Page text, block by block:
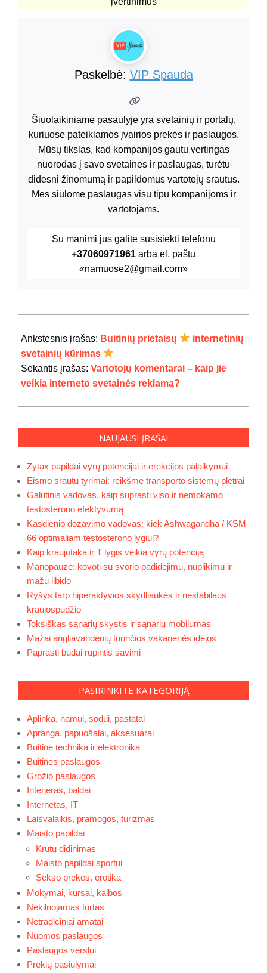
Paskelbė: VIP Spauda
Šiuolaikiniame pasaulyje yra svetainių ir portalų,
kuriuose pateikiamos įvairios prekės ir paslaugos.
Mūsų tikslas, kad kompanijos gautu vertingas
nuorodas į savo svetaines ir paslaugas, turėtu
didesni žinomumą ir papildomus vartotojų srautus.
Mes siūlome paslaugas visu tipu kompanijoms ir
vartotojams.
Su manimi jus galite susisiekti telefonu
+37060971961 arba el. paštu
«namuose2@gmail.com»
09-
09
Ankstesnis įrašas: Buitinių prietaisų
internetinių
svetainių kūrimas
Sekantis įrašas: Vartotojų komentarai – kaip jie
veikia interneto svetainės reklamą?
NAUJAUSI ĮRAŠAI
Zytax papildai vyrų potencijai ir erekcijos palaikymui
Eismo srautų tyrimai: reikšmė transporto sistemų plėtrai
Galutinis vadovas, kaip suprasti viso ir nemokamo
testosterono efektyvumą
Kasdienio dozavimo vadovas: kiek Ashwagandha / KSM-
66 optimaliam testosterono lygiui?
Kaip kraujotaka ir T lygis veikia vyrų potenciją
Manopauzė: kovoti su svorio padidėjimu, nuplikimu ir
mažu libido
Ryšys tarp hiperaktyvios skydliaukės ir nestabilaus
kraujospūdžio
Toksiškas sąnarių skystis ir sąnarių mobilumas
Mažai angliavandenių turinčios vakarienės idėjos
Paprasti būdai rūpintis savimi
PASIRINKITE KATEGORIJĄ
Aplinka, namui, sodui, pastatai
Apranga, papuošalai, aksesuarai
Buitinė technika ir elektronika
Buitinės paslaugos
Grožio paslaugos
Interjeras, baldai
Internetas, IT
Laisvalaikis, pramogos, turizmas
Maisto papildai
Krutų didinimas
Maisto papildai sportui
Sekso prekės, erotika
Mokymai, kursai, kalbos
Nekilnojamas turtas
Netradiciniai amatai
Nuomos paslaugos
Paslaugos verslui
Prekių pasiūlymai